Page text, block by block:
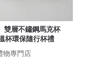
雙層不鏽鋼馬克杯
杯環保隨行杯禮
物專門店